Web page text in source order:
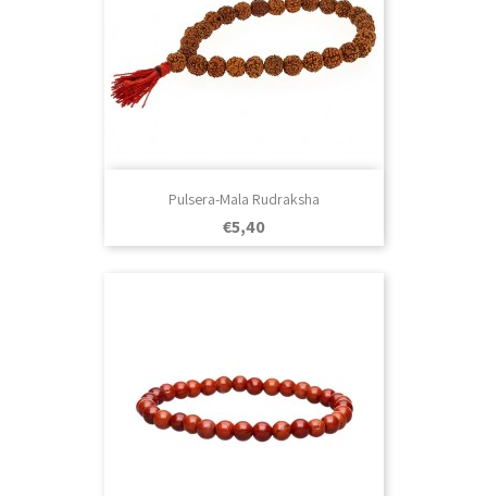
Pulsera-Mala Rudraksha
Prezo
€5,40